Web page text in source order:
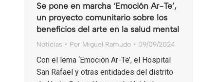
Se pone en marcha ‘Emoción Ar-Te’,
un proyecto comunitario sobre los
beneficios del arte en la salud mental
Noticias Por Miguel Ramudo 09/09/2024
Con el lema ‘Emoción Ar-Te’, el Hospital
San Rafael y otras entidades del distrito